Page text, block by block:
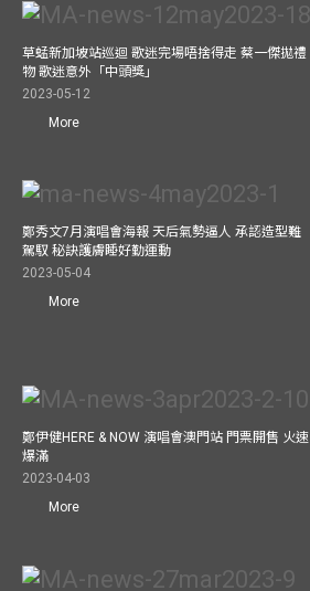
草蜢新加坡站巡迴 歌迷完場唔捨得走 蔡一傑拋禮
物 歌迷意外「中頭獎」
2023-05-12
More
鄭秀文7月演唱會海報 天后氣勢逼人 承認造型難
駕馭 秘訣護膚睡好勤運動
2023-05-04
More
鄭伊健HERE & NOW 演唱會澳門站 門票開售 火速
爆滿
2023-04-03
More